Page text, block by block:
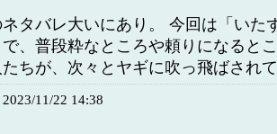
タバレ大いにあり。 今回は「いた
、普段粋なところや頼りになると
ちが、次々とヤギに吹っ飛ばされ
2023/11/22 14:38